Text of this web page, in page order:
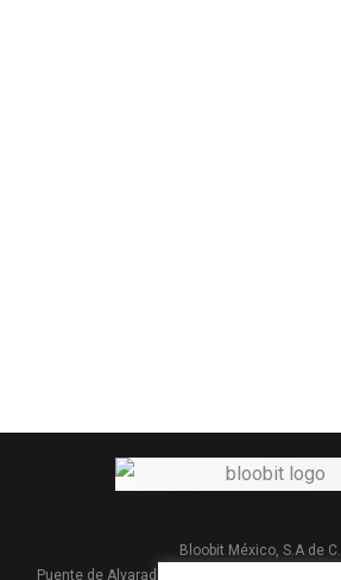
Bloobit México, S.A de
Puente de Alvarado #303 Col. Carretas, 76050